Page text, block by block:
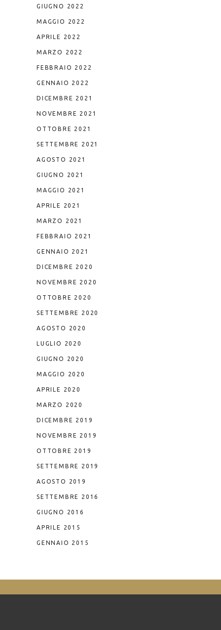
GIUGNO 2022
MAGGIO 2022
APRILE 2022
MARZO 2022
FEBBRAIO 2022
GENNAIO 2022
DICEMBRE 2021
NOVEMBRE 2021
OTTOBRE 2021
SETTEMBRE 2021
AGOSTO 2021
GIUGNO 2021
MAGGIO 2021
APRILE 2021
MARZO 2021
FEBBRAIO 2021
GENNAIO 2021
DICEMBRE 2020
NOVEMBRE 2020
OTTOBRE 2020
SETTEMBRE 2020
AGOSTO 2020
LUGLIO 2020
GIUGNO 2020
MAGGIO 2020
APRILE 2020
MARZO 2020
DICEMBRE 2019
NOVEMBRE 2019
OTTOBRE 2019
SETTEMBRE 2019
AGOSTO 2019
SETTEMBRE 2016
GIUGNO 2016
APRILE 2015
GENNAIO 2015